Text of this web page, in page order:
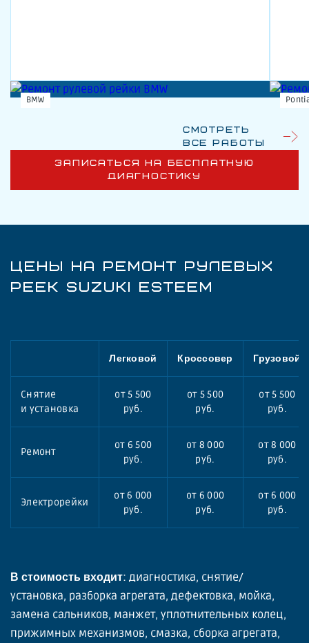
BMW
ЗАПИСАТЬСЯ НА БЕСПЛАТНУЮ
ДИАГНОСТИКУ
Смотреть
все работы
ЦЕНЫ НА РЕМОНТ РУЛЕВЫХ
РЕЕК SUZUKI ESTEEM
Легковой Кроссовер Грузовой
Снятие
и установка
от 5 500
руб.
от 5 500
руб.
от 5 500
руб.
Ремонт
от 6 500
руб.
от 8 000
руб.
от 8 000
руб.
Электрорейки
от 6 000
руб.
от 6 000
руб.
от 6 000
руб.
В стоимость входит: диагностика, снятие/
установка, разборка агрегата, дефектовка, мойка,
замена сальников, манжет, уплотнительных колец,
прижимных механизмов, смазка, сборка агрегата,